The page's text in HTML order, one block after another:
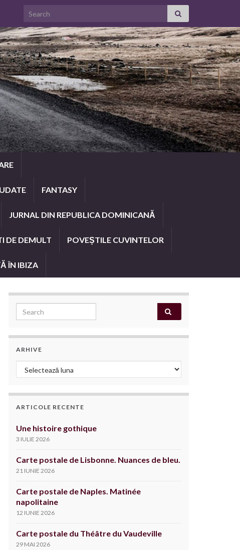
Search for:
FANTASY
JURNAL DIN REPUBLICA DOMINICANĂ
DE DEMULT POVEȘTILE CUVINTELOR
ÎN IBIZA
Search for:
ARHIVE
Arhive
ARTICOLE RECENTE
Une histoire gothique
3 IULIE 2026
Carte postale de Lisbonne. Nuances de bleu.
21 IUNIE 2026
Carte postale de Naples. Matinée
napolitaine
12 IUNIE 2026
Carte postale du Théâtre du Vaudeville
29 MAI 2026